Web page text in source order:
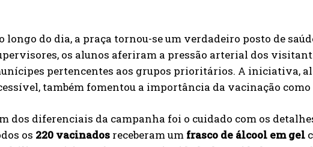
longo do dia, a praça tornou-se um verdadeiro posto de
os alunos aferiram a pressão arterial dos
pertencentes aos grupos prioritários. A iniciativa,
também fomentou a importância da vacinação
dos diferenciais da campanha foi o cuidado com os
os 220 vacinados receberam um frasco de álcool em gel